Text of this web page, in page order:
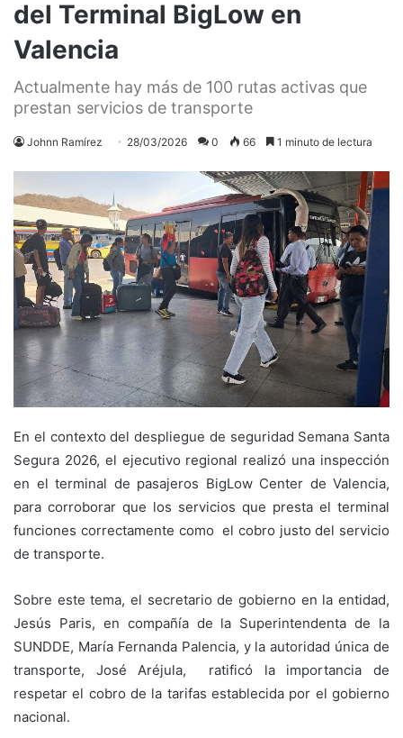
del Terminal BigLow en
Valencia
Actualmente hay más de 100 rutas activas que
prestan servicios de transporte
Johnn Ramírez 28/03/2026 0 66 1 minuto de lectura
En el contexto del despliegue de seguridad Semana Santa
Segura 2026, el ejecutivo regional realizó una inspección
en el terminal de pasajeros BigLow Center de Valencia,
para corroborar que los servicios que presta el terminal
funciones correctamente como el cobro justo del servicio
de transporte.
Sobre este tema, el secretario de gobierno en la entidad,
Jesús Paris, en compañía de la Superintendenta de la
SUNDDE, María Fernanda Palencia, y la autoridad única de
transporte, José Aréjula, ratificó la importancia de
respetar el cobro de la tarifas establecida por el gobierno
nacional.